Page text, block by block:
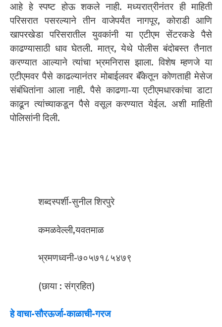
आहे हे स्पष्ट होऊ शकले नाही. मध्यरात्रीनंतर ही माहिती
परिसरात पसरल्याने तीन वाजेपर्यंत नागपूर, कोराडी आणि
खापरखेडा परिसरातील युवकांनी या एटीएम सेंटरकडे पैसे
काढण्यासाठी धाव घेतली. मात्र, येथे पोलीस बंदोबस्त तैनात
करण्यात आल्याने त्यांचा भ्रमनिरास झाला. विशेष म्हणजे या
एटीएमवर पैसे काढल्यानंतर मोबाईलवर बॅंकेतून कोणताही मेसेज
संबंधितांना आला नाही. पैसे काढणा-या एटीएमधारकांचा डाटा
काढून त्यांच्याकडून पैसे वसूल करण्यात येईल. अशी माहिती
पोलिसांनी दिली.
शब्दस्पर्शी-सुनील शिरपुरे
कमळवेल्ली,यवतमाळ
भ्रमणध्वनी-७०५७१८५४७९
(छाया : संग्रहित)
हे वाचा-सौरऊर्जा-काळाची-गरज